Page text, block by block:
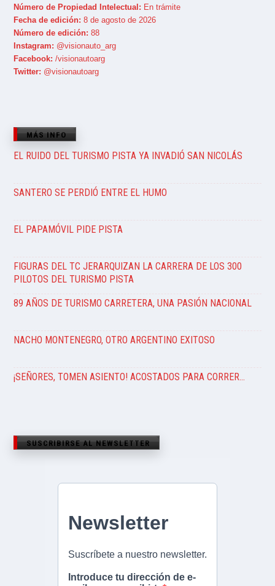
Número de Propiedad Intelectual: En trámite
Fecha de edición: 8 de agosto de 2026
Número de edición: 88
Instagram: @visionauto_arg
Facebook: /visionautoarg
Twitter: @visionautoarg
MÁS INFO
EL RUIDO DEL TURISMO PISTA YA INVADIÓ SAN NICOLÁS
SANTERO SE PERDIÓ ENTRE EL HUMO
EL PAPAMÓVIL PIDE PISTA
FIGURAS DEL TC JERARQUIZAN LA CARRERA DE LOS 300
PILOTOS DEL TURISMO PISTA
89 AÑOS DE TURISMO CARRETERA, UNA PASIÓN NACIONAL
NACHO MONTENEGRO, OTRO ARGENTINO EXITOSO
¡SEÑORES, TOMEN ASIENTO! ACOSTADOS PARA CORRER…
SUSCRIBIRSE AL NEWSLETTER